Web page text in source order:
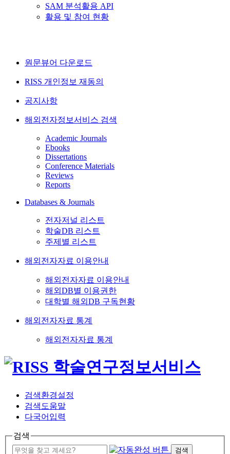
SAM 분석활용 API
활용 및 참여 현황
원문뷰어 다운로드
RISS 개인정보 재동의
공지사항
해외전자정보서비스 검색
Academic Journals
Ebooks
Dissertations
Conference Materials
Reviews
Reports
Databases & Journals
전자저널 리스트
학술DB 리스트
주제별 리스트
해외전자자료 이용안내
해외전자자료 이용안내
해외DB별 이용권한
대학별 해외DB 구독현황
해외전자자료 통계
해외전자자료 통계
검색환경설정
검색도움말
다국어입력
검색
검색